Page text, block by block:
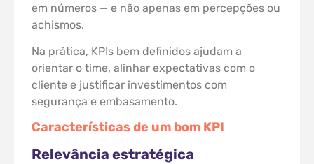
em números — e não apenas em percepções ou
achismos.
Na prática, KPIs bem definidos ajudam a
orientar o time, alinhar expectativas com o
cliente e justificar investimentos com
segurança e embasamento.
Características de um bom KPI
Relevância estratégica